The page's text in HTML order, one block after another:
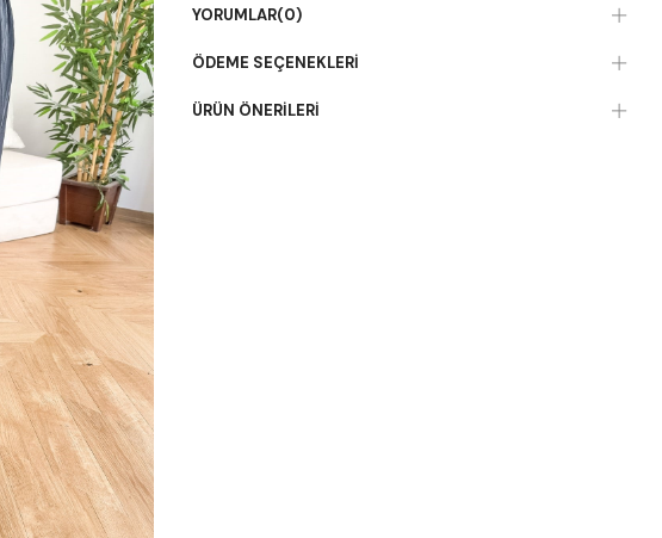
YORUMLAR(0)
ÖDEME SEÇENEKLERI
ÜRÜN ÖNERILERI